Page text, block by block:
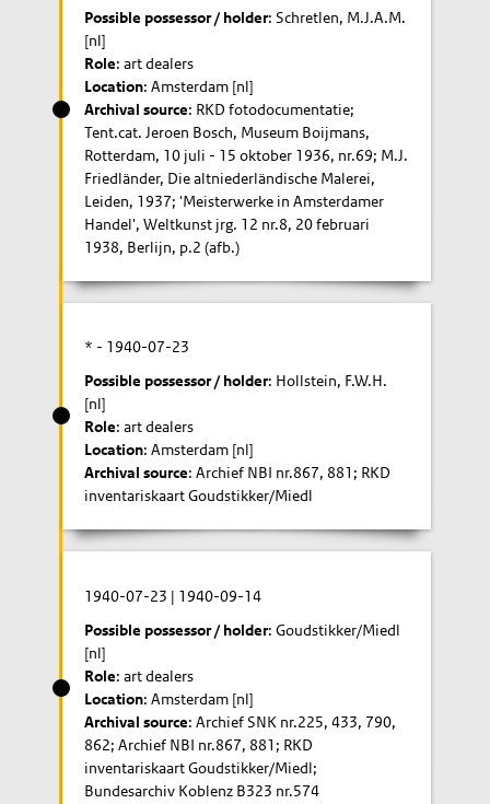
Possible possessor / holder: Schretlen, M.J.A.M.
[nl]
Role: art dealers
Location: Amsterdam [nl]
Archival source: RKD fotodocumentatie;
Tent.cat. Jeroen Bosch, Museum Boijmans,
Rotterdam, 10 juli - 15 oktober 1936, nr.69; M.J.
Friedländer, Die altniederländische Malerei,
Leiden, 1937; 'Meisterwerke in Amsterdamer
Handel', Weltkunst jrg. 12 nr.8, 20 februari
1938, Berlijn, p.2 (afb.)
* - 1940-07-23
Possible possessor / holder: Hollstein, F.W.H.
[nl]
Role: art dealers
Location: Amsterdam [nl]
Archival source: Archief NBI nr.867, 881; RKD
inventariskaart Goudstikker/Miedl
1940-07-23 | 1940-09-14
Possible possessor / holder: Goudstikker/Miedl
[nl]
Role: art dealers
Location: Amsterdam [nl]
Archival source: Archief SNK nr.225, 433, 790,
862; Archief NBI nr.867, 881; RKD
inventariskaart Goudstikker/Miedl;
Bundesarchiv Koblenz B323 nr.574